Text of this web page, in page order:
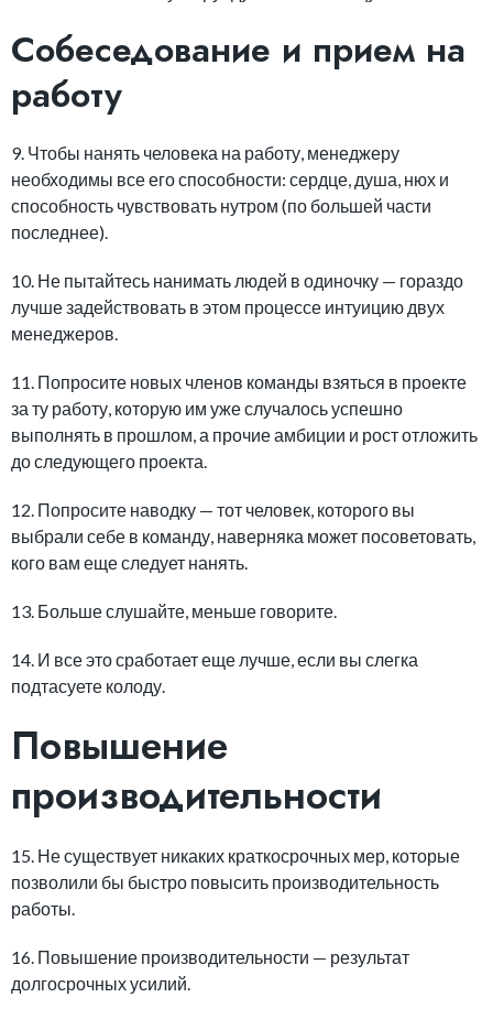
Собеседование и прием на
работу
9. Чтобы нанять человека на работу, менеджеру
необходимы все его способности: сердце, душа, нюх и
способность чувствовать нутром (по большей части
последнее).
10. Не пытайтесь нанимать людей в одиночку — гораздо
лучше задействовать в этом процессе интуицию двух
менеджеров.
11. Попросите новых членов команды взяться в проекте
за ту работу, которую им уже случалось успешно
выполнять в прошлом, а прочие амбиции и рост отложить
до следующего проекта.
12. Попросите наводку — тот человек, которого вы
выбрали себе в команду, наверняка может посоветовать,
кого вам еще следует нанять.
13. Больше слушайте, меньше говорите.
14. И все это сработает еще лучше, если вы слегка
подтасуете колоду.
Повышение
производительности
15. Не существует никаких краткосрочных мер, которые
позволили бы быстро повысить производительность
работы.
16. Повышение производительности — результат
долгосрочных усилий.